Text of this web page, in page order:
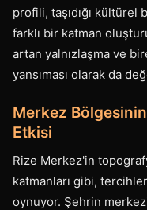
profili, taşıdığı
farklı bir katman
artan yalnızlaşma ve
yansıması olarak da
Merkez
Etkisi
Rize Merkez'in
katmanları gibi,
oynuyor. Şehrin